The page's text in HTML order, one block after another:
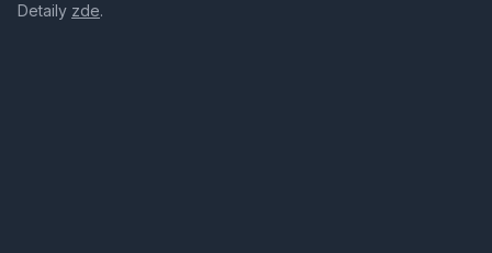
Detaily zde.